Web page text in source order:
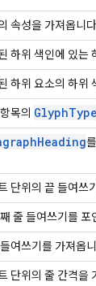
속성을 가져옵니다.
하위 색인에 있는
하위 요소의 하위
목의 GlyphType
Heading
단위의 끝 들여쓰
줄 들여쓰기를 포
여쓰기를 가져옵
단위의 줄 간격을